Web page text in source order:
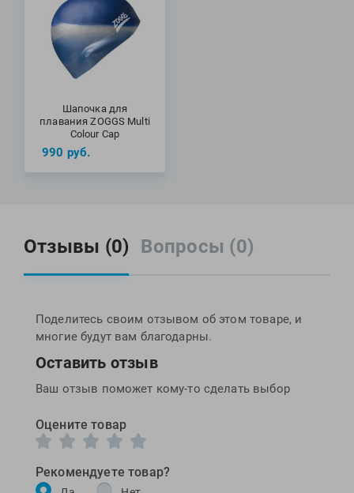
Шапочка для
плавания ZOGGS Multi
Colour Cap
990 руб.
Отзывы (0) Вопросы (0)
Поделитесь своим отзывом об этом товаре, и
многие будут вам благодарны.
Оставить отзыв
Ваш отзыв поможет кому-то сделать выбор
Оцените товар
Рекомендуете товар?